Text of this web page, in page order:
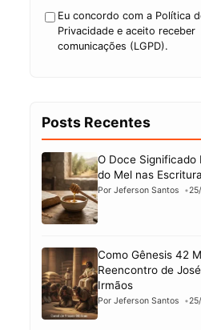
Eu concordo com a Política
Privacidade e aceito receber
comunicações (LGPD).
Posts Recentes
O Doce Significado
do Mel nas
Por Jeferson Santos
Como Gênesis 42
Reencontro de
Irmãos
Por Jeferson Santos